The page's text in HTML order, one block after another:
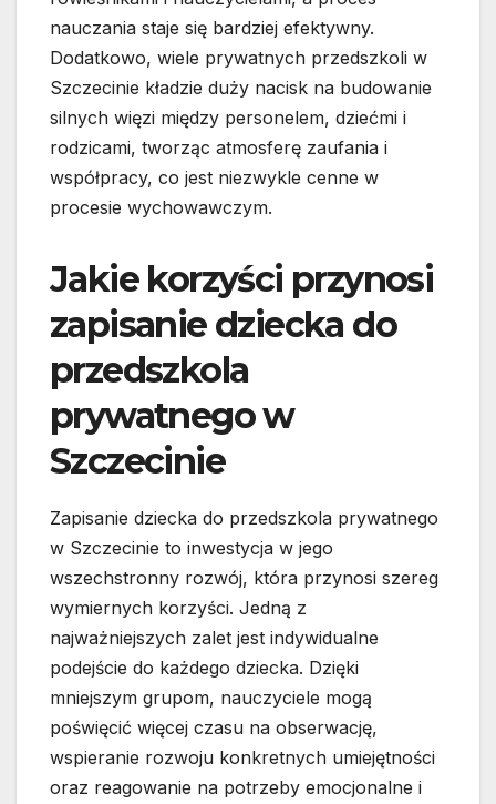
nauczania staje się bardziej efektywny.
Dodatkowo, wiele prywatnych przedszkoli w
Szczecinie kładzie duży nacisk na budowanie
silnych więzi między personelem, dziećmi i
rodzicami, tworząc atmosferę zaufania i
współpracy, co jest niezwykle cenne w
procesie wychowawczym.
Jakie korzyści przynosi
zapisanie dziecka do
przedszkola
prywatnego w
Szczecinie
Zapisanie dziecka do przedszkola prywatnego
w Szczecinie to inwestycja w jego
wszechstronny rozwój, która przynosi szereg
wymiernych korzyści. Jedną z
najważniejszych zalet jest indywidualne
podejście do każdego dziecka. Dzięki
mniejszym grupom, nauczyciele mogą
poświęcić więcej czasu na obserwację,
wspieranie rozwoju konkretnych umiejętności
oraz reagowanie na potrzeby emocjonalne i